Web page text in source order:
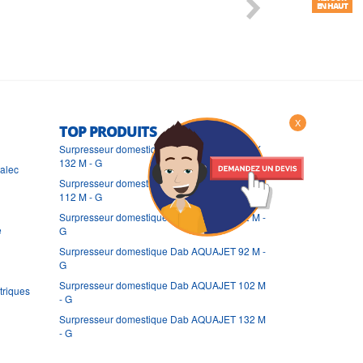
TOP PRODUITS
Surpresseur domestique Dab AQUAJET-INOX
132 M - G
Surpresseur domestique Dab AQUAJET-INOX
112 M - G
Surpresseur domestique Dab AQUAJET 82 M -
G
Surpresseur domestique Dab AQUAJET 92 M -
G
Surpresseur domestique Dab AQUAJET 102 M
- G
Surpresseur domestique Dab AQUAJET 132 M
- G
X
EN HAUT